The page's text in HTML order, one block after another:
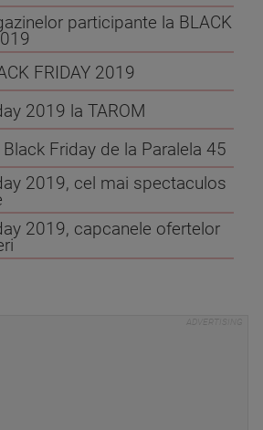
participante la BLACK
FRIDAY 2019
2019 la TAROM
Friday de la Paralela 45
2019, cel mai spectaculos
2019, capcanele ofertelor